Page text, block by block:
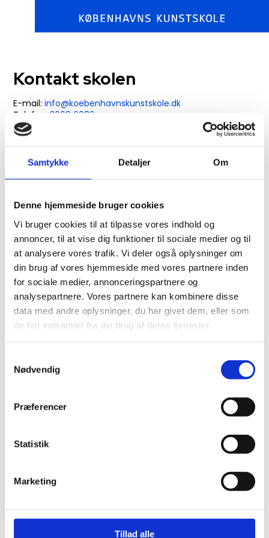
Samtykke Detaljer Om
Denne hjemmeside bruger cookies
Vi bruger cookies til at tilpasse vores indhold og
annoncer, til at vise dig funktioner til sociale medier og til
at analysere vores trafik. Vi deler også oplysninger om
din brug af vores hjemmeside med vores partnere inden
for sociale medier, annonceringspartnere og
analysepartnere. Vores partnere kan kombinere disse
data med andre oplysninger, du har givet dem, eller som
de har indsamlet fra din brug af deres tjenester.
Nødvendig
Præferencer
Statistik
Marketing
Tillad alle
Kontakt skolen
​​​E-mail:info@koebenhavnskunstskole.dk
Telefon:3068 6082
Kontorets adresse: Nørre Søgade 43, 1370 København K
Åbnings- og besøgstider
fredag 9.30 – 15.00.
Interesserede er mere end velkomne til at besøge skolen.
aftale en tid.
Bemærk nogle kurser foregår på Nørre Søgade 43, 1370
Kbh. K, og andre kurser foregår på Prøvestensbroen 3A,
stuen. 2300 Kbh. S